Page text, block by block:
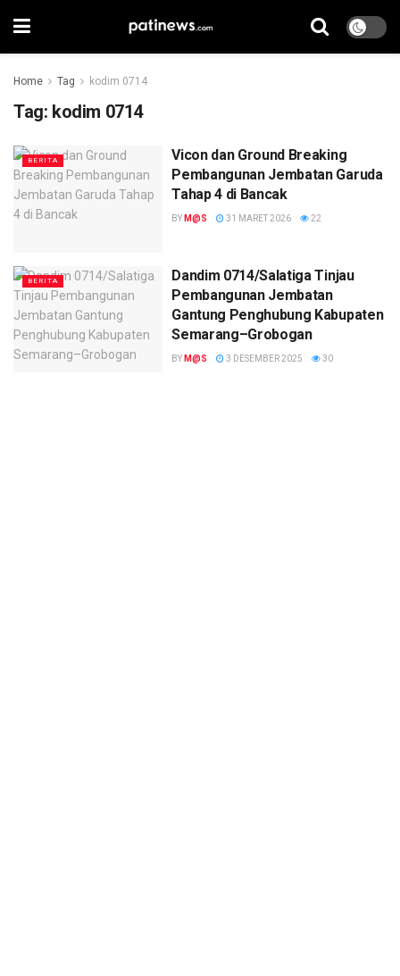
Home Tag kodim 0714
Tag: kodim 0714
BERITA
Vicon dan Ground Breaking
Pembangunan Jembatan Garuda
Tahap 4 di Bancak
BY M@S 31 MARET 2026 22
BERITA
Dandim 0714/Salatiga Tinjau
Pembangunan Jembatan
Gantung Penghubung Kabupaten
Semarang–Grobogan
BY M@S 3 DESEMBER 2025 30